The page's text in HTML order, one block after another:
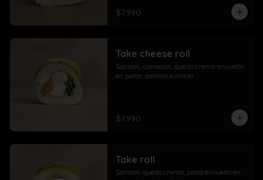
$7.990
Take cheese roll
Salmón, camarón, queso crema envuelto
en palta, salmón o mixto
$7.990
Take roll
Salmón, queso crema, palta envuelto en